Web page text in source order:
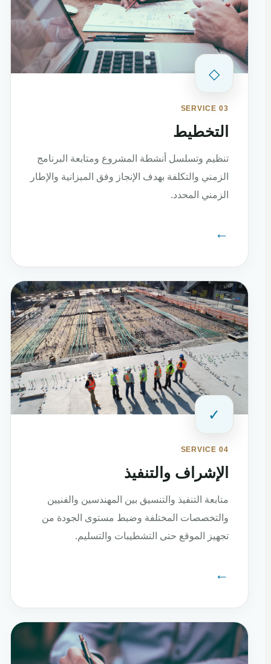
◇
SERVICE 03
التخطيط
تنظيم وتسلسل أنشطة المشروع ومتابعة البرنامج
الزمني والتكلفة بهدف الإنجاز وفق الميزانية والإطار
الزمني المحدد.
←
✓
SERVICE 04
الإشراف والتنفيذ
متابعة التنفيذ والتنسيق بين المهندسين والفنيين
والتخصصات المختلفة وضبط مستوى الجودة من
تجهيز الموقع حتى التشطيبات والتسليم.
←